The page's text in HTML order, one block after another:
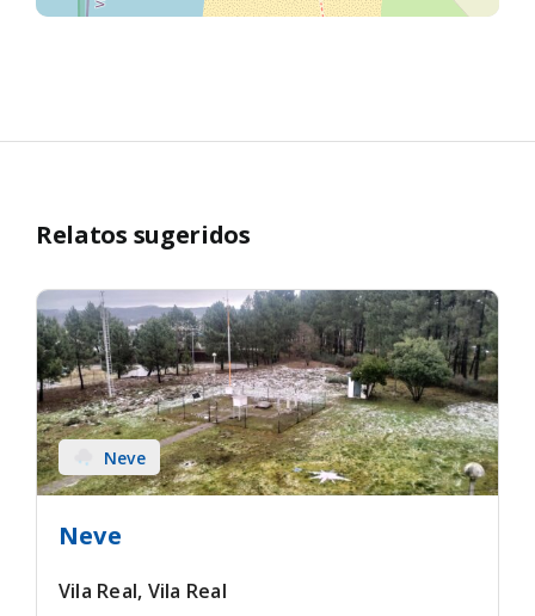
Relatos sugeridos
Neve
Neve
Vila Real, Vila Real